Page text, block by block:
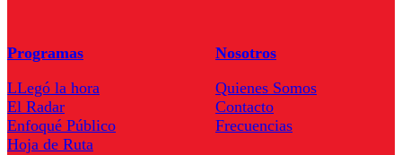
Programas
LLegó la hora
El Radar
Enfoqué Público
Hoja de Ruta
Nosotros
Quienes Somos
Contacto
Frecuencias